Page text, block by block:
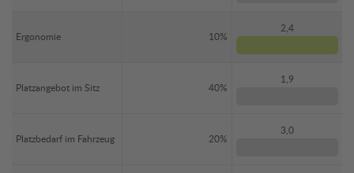
Ergonomie 10%
2,4
Platzangebot im Sitz 40%
1,9
Platzbedarf im Fahrzeug 20%
3,0